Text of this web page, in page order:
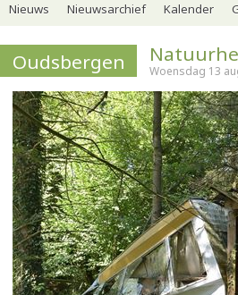
Nieuws Nieuwsarchief Kalender
Oudsbergen Woensdag 13